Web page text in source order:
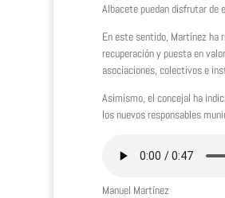
Albacete puedan disfrutar de
En este sentido, Martínez ha
recuperación y puesta en
asociaciones, colectivos e
Asimismo, el concejal ha
los nuevos responsables
Manuel Martínez